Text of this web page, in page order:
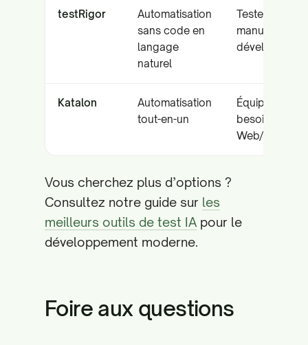
testRigor
Automatisation
sans code en
langage
naturel
Testeurs
manuels et
développeurs
Katalon
Automatisation
tout-en-un
Équipes ayant
besoin de
Web/Mobile/
Vous cherchez plus d’options ?
Consultez notre guide sur les
meilleurs outils de test IA pour le
développement moderne.
Foire aux questions